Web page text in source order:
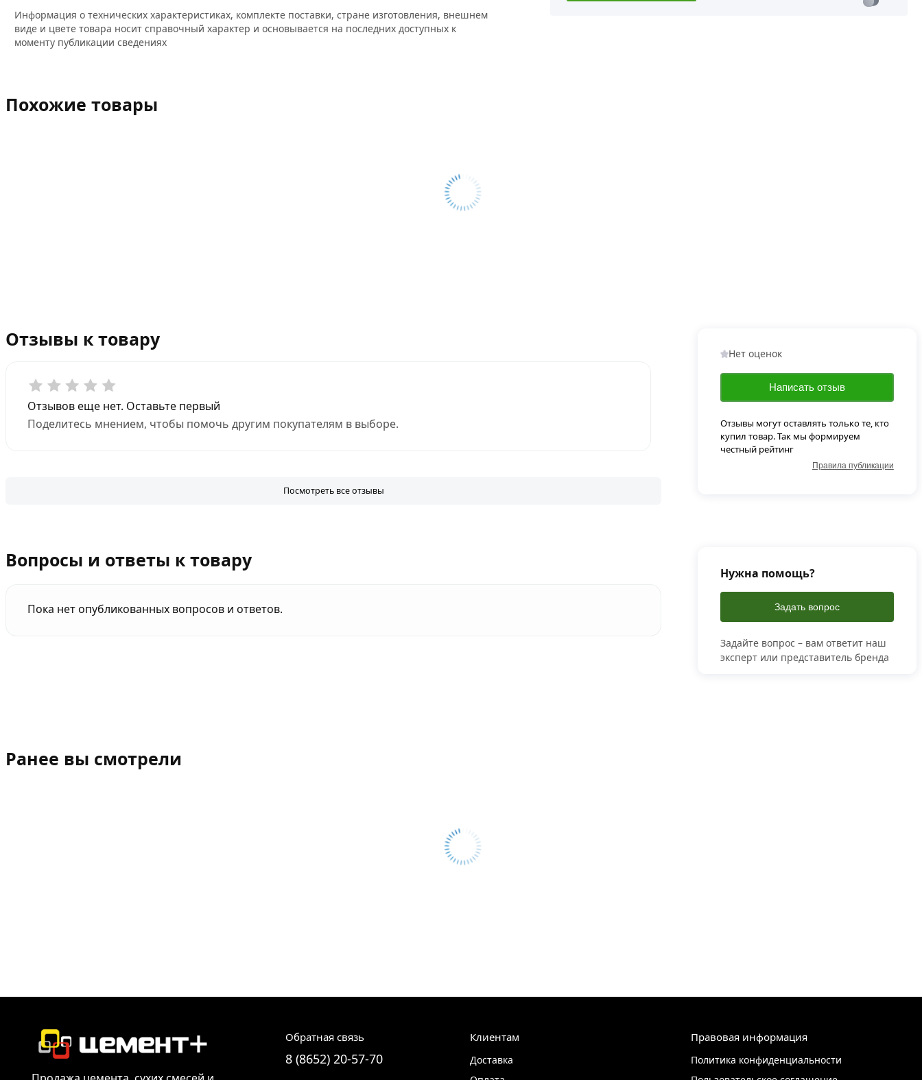
Информация о технических характеристиках, комплекте поставки, стране изготовления, внешнем
виде и цвете товара носит справочный характер и основывается на последних доступных к
моменту публикации сведениях
Похожие товары
Отзывы к товару
Отзывов еще нет. Оставьте первый
Поделитесь мнением, чтобы помочь другим покупателям в выборе.
Посмотреть все отзывы
Нет оценок
Написать отзыв
Отзывы могут оставлять только те, кто
купил товар. Так мы формируем
честный рейтинг
Правила публикации
Вопросы и ответы к товару
Пока нет опубликованных вопросов и ответов.
Нужна помощь?
Задать вопрос
Задайте вопрос – вам ответит наш
эксперт или представитель бренда
Ранее вы смотрели
Обратная связь
8 (8652) 20-57-70
Клиентам
Доставка
Правовая информация
Политика конфиденциальности